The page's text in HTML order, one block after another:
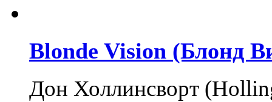
Blonde Vision (Блонд
Дон Холлинсворт